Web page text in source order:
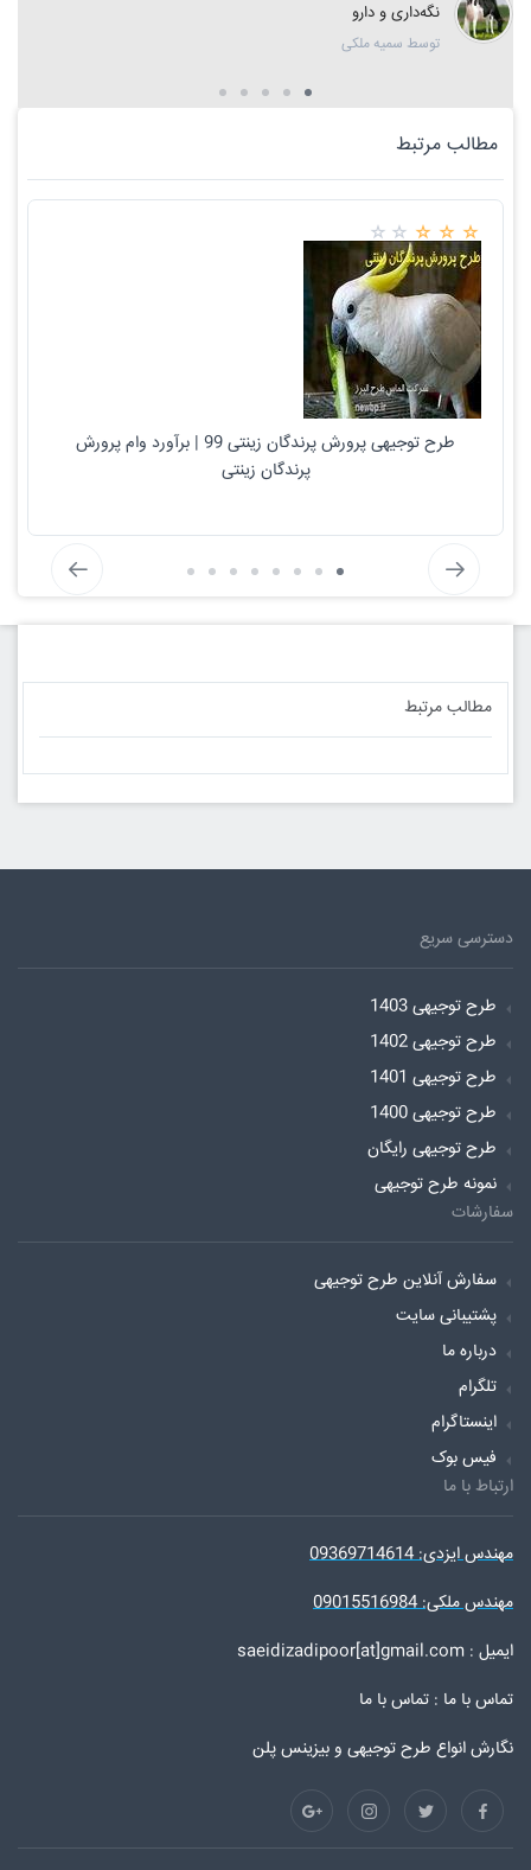
نگه‌داری و دارو
توسط سمیه ملکی
مطالب مرتبط
طرح توجیهی پرورش پرندگان زینتی 99 | برآورد وام پرورش
پرندگان زینتی
مطالب مرتبط
دسترسی سریع
طرح توجیهی 1403
طرح توجیهی 1402
طرح توجیهی 1401
طرح توجیهی 1400
طرح توجیهی رایگان
نمونه طرح توجیهی
سفارشات
سفارش آنلاین طرح توجیهی
پشتیبانی سایت
درباره ما
تلگرام
اینستاگرام
فیس بوک
ارتباط با ما
مهندس ایزدی: 09369714614
مهندس ملکی: 09015516984
ایمیل : saeidizadipoor[at]gmail.com
تماس با ما : تماس با ما
نگارش انواع طرح توجیهی و بیزینس پلن